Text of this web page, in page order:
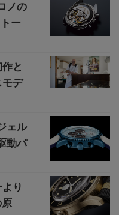
ノの
ー
と
モデ
ェル
動パ
り